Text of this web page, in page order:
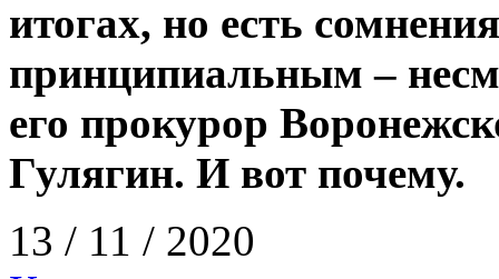
итогах, но есть
принципиальным –
его прокурор
Гулягин. И вот почему.
13 / 11 / 2020